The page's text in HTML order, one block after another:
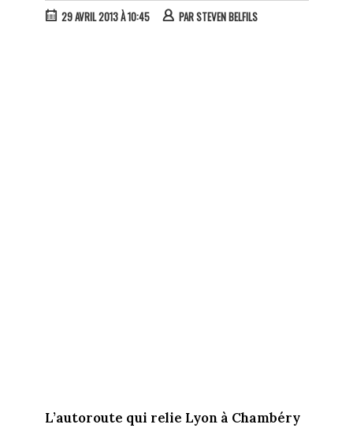
29 AVRIL 2013 À 10:45 PARSTEVEN BELFILS
L’autoroute qui relie Lyon à Chambéry